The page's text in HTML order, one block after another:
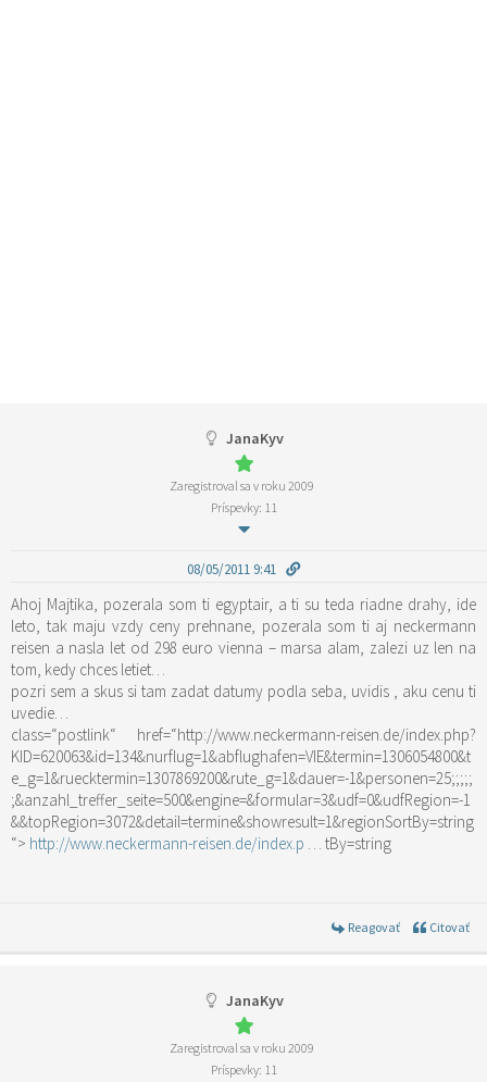
JanaKyv
Zaregistroval sa v roku 2009
Príspevky: 11
08/05/2011 9:41
Ahoj Majtika, pozerala som ti egyptair, a ti su teda riadne drahy, ide
leto, tak maju vzdy ceny prehnane, pozerala som ti aj neckermann
reisen a nasla let od 298 euro vienna – marsa alam, zalezi uz len na
tom, kedy chces letiet…
pozri sem a skus si tam zadat datumy podla seba, uvidis , aku cenu ti
uvedie…
class=“postlink“ href=“http://www.neckermann-reisen.de/index.php?
KID=620063&id=134&nurflug=1&abflughafen=VIE&termin=1306054800&t
e_g=1&ruecktermin=1307869200&rute_g=1&dauer=-1&personen=25;;;;;
;&anzahl_treffer_seite=500&engine=&formular=3&udf=0&udfRegion=-1
&&topRegion=3072&detail=termine&showresult=1&regionSortBy=string
“> http://www.neckermann-reisen.de/index.p … tBy=string
Reagovať Citovať
JanaKyv
Zaregistroval sa v roku 2009
Príspevky: 11